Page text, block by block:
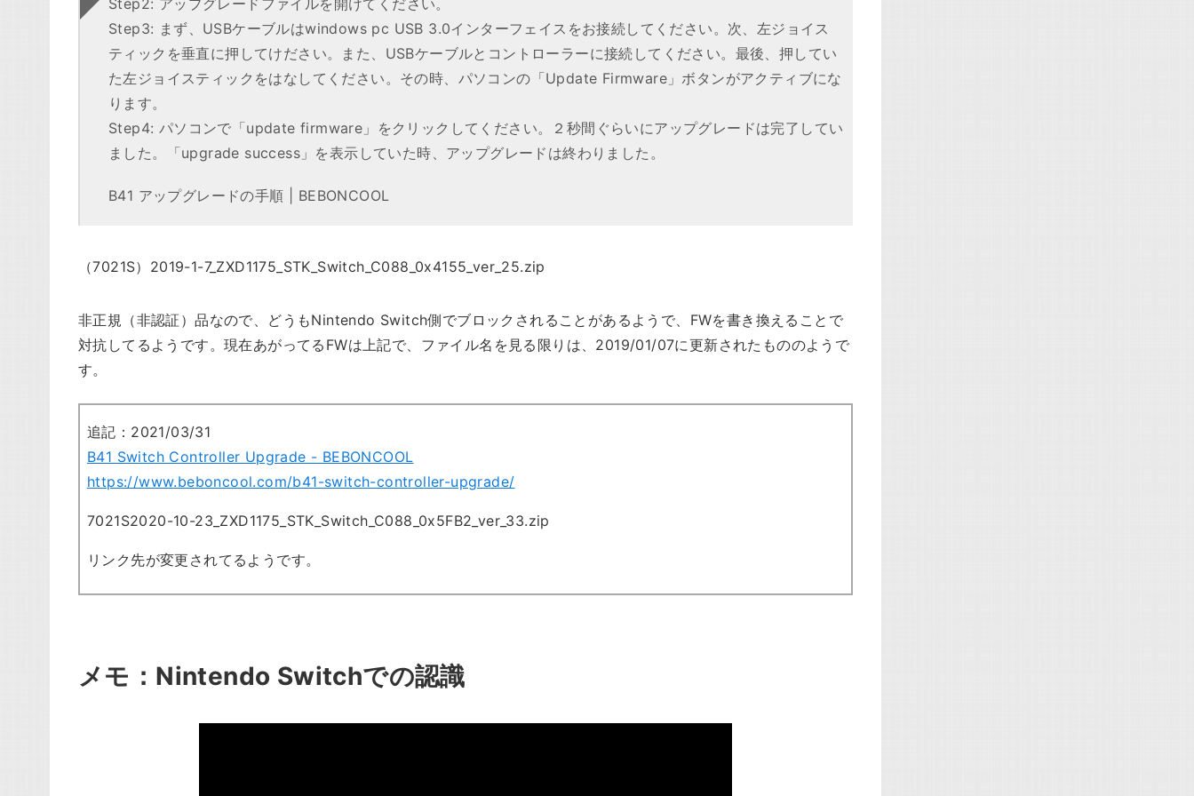
Step3: まず、USBケーブルはwindows pc USB 3.0インターフェイスをお接続してください。次、左ジョイス
ティックを垂直に押してけださい。また、USBケーブルとコントローラーに接続してください。最後、押してい
た左ジョイスティックをはなしてください。その時、パソコンの「Update Firmware」ボタンがアクティブにな
ります。
Step4: パソコンで「update firmware」をクリックしてください。２秒間ぐらいにアップグレードは完了してい
ました。「upgrade success」を表示していた時、アップグレードは終わりました。
B41 アップグレードの手順 | BEBONCOOL
（7021S）2019-1-7_ZXD1175_STK_Switch_C088_0x4155_ver_25.zip
非正規（非認証）品なので、どうもNintendo Switch側でブロックされることがあるようで、FWを書き換えることで
対抗してるようです。現在あがってるFWは上記で、ファイル名を見る限りは、2019/01/07に更新されたもののようで
す。
追記：2021/03/31
B41 Switch Controller Upgrade - BEBONCOOL
https://www.beboncool.com/b41-switch-controller-upgrade/
7021S2020-10-23_ZXD1175_STK_Switch_C088_0x5FB2_ver_33.zip
リンク先が変更されてるようです。
メモ：Nintendo Switchでの認識